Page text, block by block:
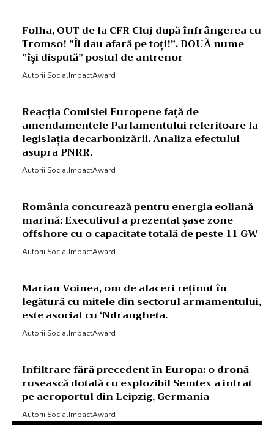
Folha, OUT de la CFR Cluj după înfrângerea cu
Tromso! ”Îi dau afară pe toți!”. DOUĂ nume
”își dispută” postul de antrenor
Autorii SocialImpactAward
Reacția Comisiei Europene față de
amendamentele Parlamentului referitoare la
legislația decarbonizării. Analiza efectului
asupra PNRR.
Autorii SocialImpactAward
România concurează pentru energia eoliană
marină: Executivul a prezentat șase zone
offshore cu o capacitate totală de peste 11 GW
Autorii SocialImpactAward
Marian Voinea, om de afaceri reținut în
legătură cu mitele din sectorul armamentului,
este asociat cu ‘Ndrangheta.
Autorii SocialImpactAward
Infiltrare fără precedent în Europa: o dronă
rusească dotată cu explozibil Semtex a intrat
pe aeroportul din Leipzig, Germania
Autorii SocialImpactAward